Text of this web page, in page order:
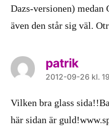
Dazs-versionen)
även den står sig väl.
patrik
säger:
2012-09-26 kl.
Vilken bra glass
här sidan är